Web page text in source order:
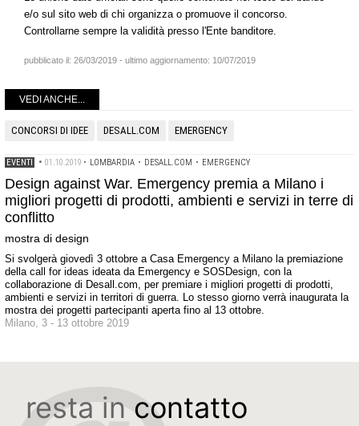
e/o sul sito web di chi organizza o promuove il concorso.
Controllarne sempre la validità presso l'Ente banditore.
pubblicato il: 26/03/2019 - ultimo aggiornamento: 10/07/2019
VEDI ANCHE...
CONCORSI DI IDEE DESALL.COM EMERGENCY
EVENTI • 01.10.2019 • LOMBARDIA • DESALL.COM • EMERGENCY
Design against War. Emergency premia a Milano i
migliori progetti di prodotti, ambienti e servizi in terre di
conflitto
mostra di design
Si svolgerà giovedì 3 ottobre a Casa Emergency a Milano la premiazione
della call for ideas ideata da Emergency e SOSDesign, con la
collaborazione di Desall.com, per premiare i migliori progetti di prodotti,
ambienti e servizi in territori di guerra. Lo stesso giorno verrà inaugurata la
mostra dei progetti partecipanti aperta fino al 13 ottobre.
Milano, 3 - 13 ottobre 2019
resta in contatto